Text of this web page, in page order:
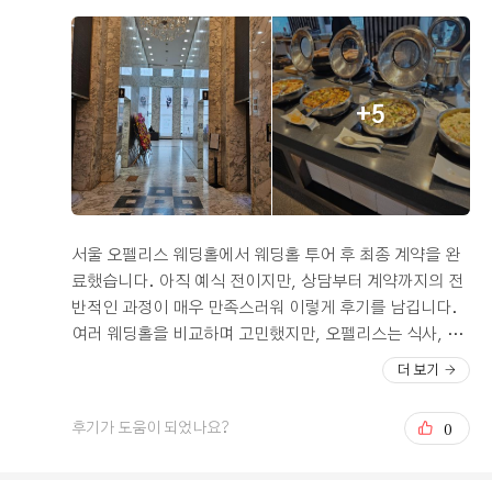
본식날도 날씨가 좋아 하객분들이 예식이 끝나고 인근 산
책하고 가면 참 좋겠다는 생각을 했어요.
살고 싶고, 위기의 상황 (다툼 등.)이 올 때는 어떻게 해결
하는 게 현명한 방법인지- 이론적으로나 티비에서는 들어
봤지만, 결혼 준비를 하는 예비부부는 이런 얘기를 많이 나
누지 않는다고 생각해요. 물론 저희도 그랬구요. 그런데 오
펠리스에서 준비해주신 예비부부코칭을 통해서 나, 각자
원가족안에서의 나, 다툼을 현명하게 해결하는 방법, 우리
가 생각하는 비전과 사명 등 앞으로 어떤 방향으로 살아갈
지, 어떻게 더 현명하게 위기의 순간을 극복해 나갈지 많은
을 위해 몇 달을 고민해서 고른 오펠리스웨딩홀에서 몇십
년을 잘 살 수 있도록 도와주는 코칭프로그램도 함께하고
있어서 한 번에 끝나는 결혼식이 아닌, 평생을 가져갈 수 있
는 결혼생활을 배우게 되어서 감사할 따름입니다. 이 곳에
서 결혼하시는 분들 모두 결혼식 단 하루가 아닌 앞으로도
행복과 감사함이 가득한 결혼생활 해나가시길 바라겠습니
과 친구들은 뷰를 보면서 식사하는 게 어려웠어서 조금 아
+5
서울 오펠리스 웨딩홀에서 웨딩홀 투어 후 최종 계약을 완
료했습니다. 아직 예식 전이지만, 상담부터 계약까지의 전
반적인 과정이 매우 만족스러워 이렇게 후기를 남깁니다.
여러 웨딩홀을 비교하며 고민했지만, 오펠리스는 식사, 공
간 분위기, 가격, 접근성까지 모든 요소에서 균형 잡힌 매
력을 느낄 수 있었던 곳이었습니다. 먼저 식사는 많은 분들
이 중요하게 생각하는 요소인 만큼 꼼꼼하게 살펴봤는데,
다양한 후기에서도 꾸준히 높은 만족도를 보이고 있어 신
더 보기
후기가 도움이 되었나요? 0